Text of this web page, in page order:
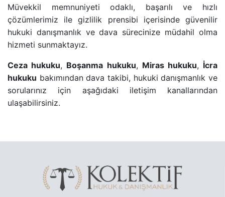
TASARRUFUN IPTALI DAVASI
YÜRÜTMENIN DURDURULMASI KARARI
HÜKMÜN AÇIKLANMASININ GERI BIRAKILMASI
TRAFIK CEZASINA ITIRAZ SÜRECI
YARGILANMANIN YENILENMESI DAVASI
MURIS MUVAZAASI NEDENIYLE TAPU IPTAL VE
Müvekkil memnuniyeti odaklı, başarılı ve hızlı
çözümlerimiz ile gizlilik prensibi içerisinde güvenilir
hukuki danışmanlık ve dava sürecinize müdahil olma
hizmeti sunmaktayız.
Ceza hukuku, Boşanma hukuku, Miras hukuku, İcra
hukuku bakımından dava takibi, hukuki danışmanlık ve
sorularınız için aşağıdaki iletişim kanallarından
ulaşabilirsiniz.